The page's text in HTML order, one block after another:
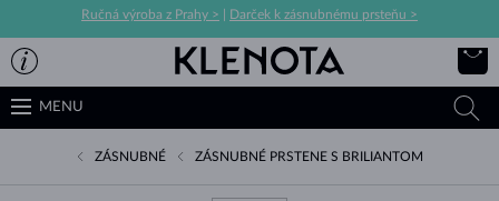
Ručná výroba z Prahy > Darček k zásnubnému prsteňu >
MENU
ZÁSNUBNÉ ZÁSNUBNÉ PRSTENE S BRILIANTOM